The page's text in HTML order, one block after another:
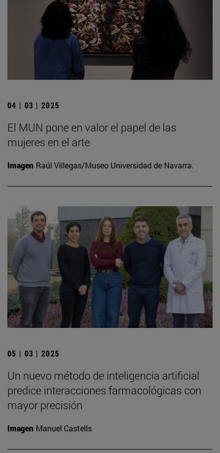
04 | 03 | 2025
El MUN pone en valor el papel de las
mujeres en el arte
Imagen Raúl Villegas/Museo Universidad de Navarra.
05 | 03 | 2025
Un nuevo método de inteligencia artificial
predice interacciones farmacológicas con
mayor precisión
Imagen Manuel Castells